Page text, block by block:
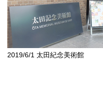
2019/6/1 太田紀念美術館